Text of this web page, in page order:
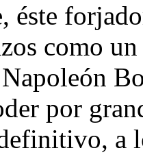
éste
como
por
a